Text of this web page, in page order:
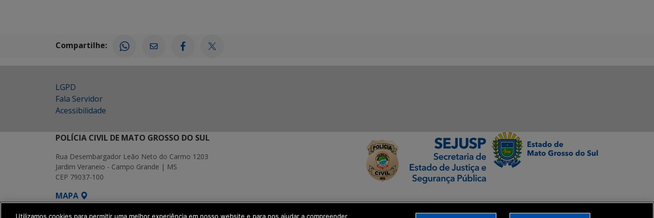
Compartilhe:
LGPD
Fala Servidor
Acessibilidade
POLÍCIA CIVIL DE MATO GROSSO DO SUL
Rua Desembargador Leão Neto do Carmo 1203
Jardim Veraneio - Campo Grande | MS
CEP 79037-100
MAPA
SETDIG | Secretaria-Executiva de Transformação Digital
Utilizamos cookies para permitir uma melhor experiência em nosso website e para nos ajudar a compreender